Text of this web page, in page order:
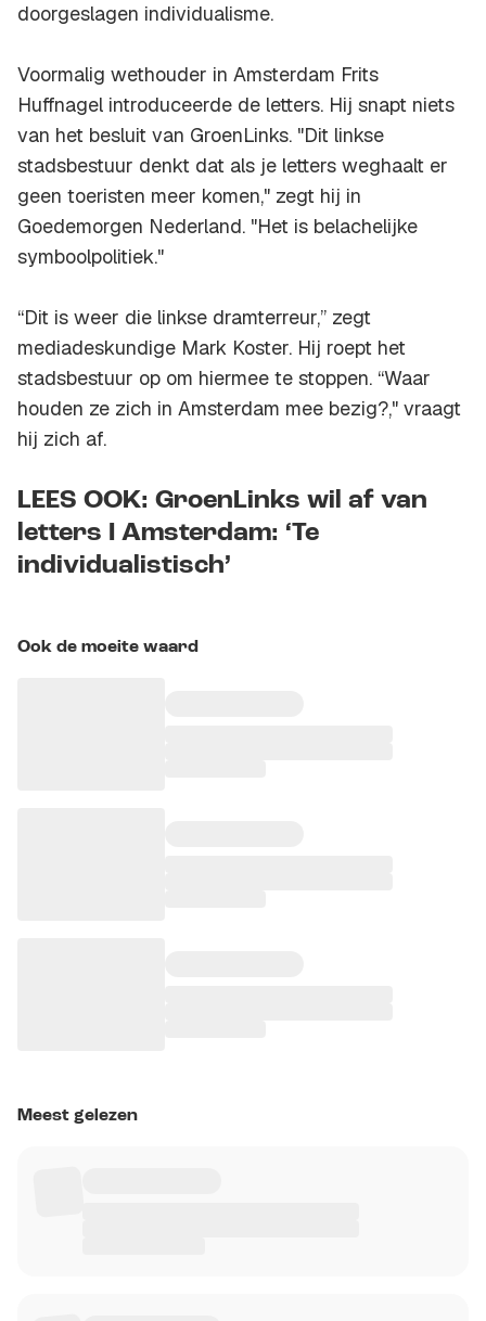
doorgeslagen individualisme.
Voormalig wethouder in Amsterdam Frits
Huffnagel introduceerde de letters. Hij snapt niets
van het besluit van GroenLinks. "Dit linkse
stadsbestuur denkt dat als je letters weghaalt er
geen toeristen meer komen," zegt hij in
Goedemorgen Nederland. "Het is belachelijke
symboolpolitiek."
“Dit is weer die linkse dramterreur,” zegt
mediadeskundige Mark Koster. Hij roept het
stadsbestuur op om hiermee te stoppen. “Waar
houden ze zich in Amsterdam mee bezig?," vraagt
hij zich af.
LEES OOK: GroenLinks wil af van
letters I Amsterdam: ‘Te
individualistisch’
Ook de moeite waard
Meest gelezen